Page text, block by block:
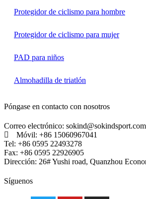
Protegidor de ciclismo para hombre
Protegidor de ciclismo para mujer
PAD para niños
Almohadilla de triatlón
Póngase en contacto con nosotros
Correo electrónico: sokind@sokindsport.com
Móvil: +86 15060967041
Tel: +86 0595 22493278
Fax: +86 0595 22926905
Dirección: 26# Yushi road, Quanzhou
Síguenos